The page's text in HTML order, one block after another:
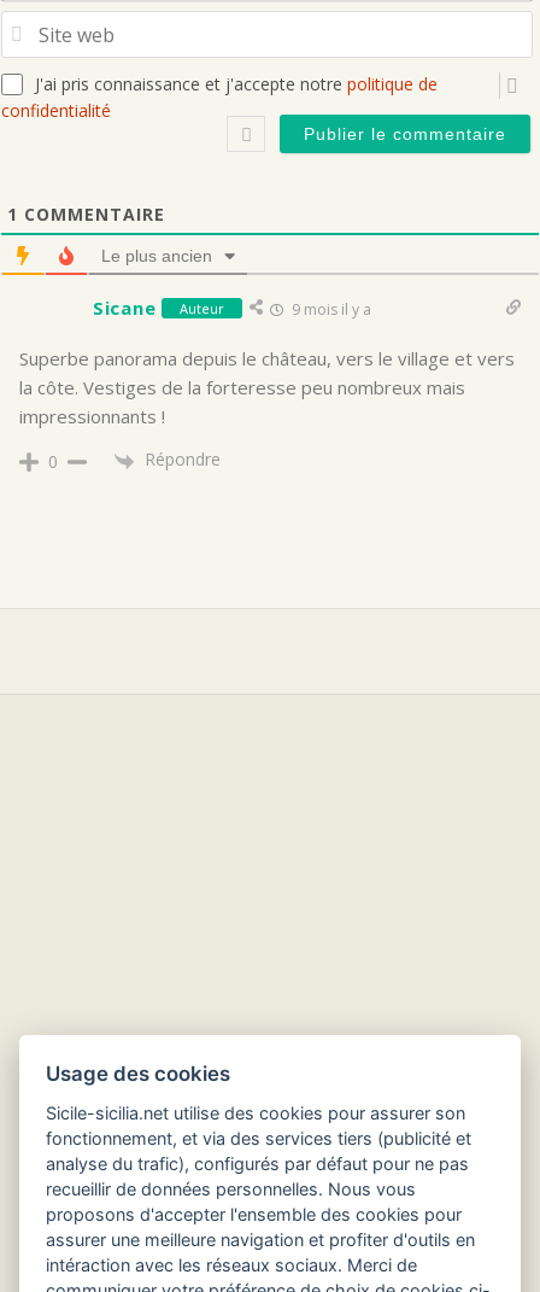
J'ai pris connaissance et j'accepte notre politique de
confidentialité
1 COMMENTAIRE
Le plus ancien
Sicane Auteur 9 mois il y a
Superbe panorama depuis le château, vers le village et vers
la côte. Vestiges de la forteresse peu nombreux mais
impressionnants !
0 Répondre
Hôtels en Sicile
Usage des cookies
Sicile-sicilia.net utilise des cookies pour assurer son
fonctionnement, et via des services tiers (publicité et
analyse du trafic), configurés par défaut pour ne pas
recueillir de données personnelles. Nous vous
proposons d'accepter l'ensemble des cookies pour
assurer une meilleure navigation et profiter d'outils en
intéraction avec les réseaux sociaux. Merci de